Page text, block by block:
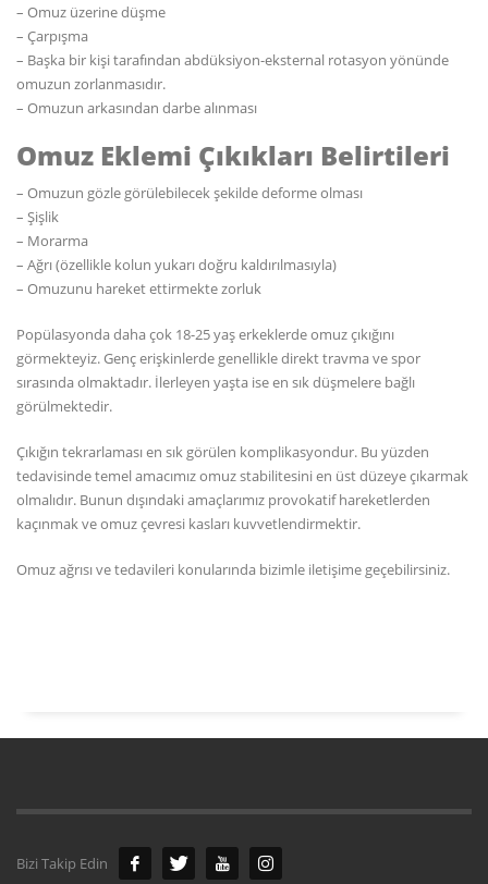
– Omuz üzerine düşme
– Çarpışma
– Başka bir kişi tarafından abdüksiyon-eksternal rotasyon yönünde
omuzun zorlanmasıdır.
– Omuzun arkasından darbe alınması
Omuz Eklemi Çıkıkları Belirtileri
– Omuzun gözle görülebilecek şekilde deforme olması
– Şişlik
– Morarma
– Ağrı (özellikle kolun yukarı doğru kaldırılmasıyla)
– Omuzunu hareket ettirmekte zorluk
Popülasyonda daha çok 18-25 yaş erkeklerde omuz çıkığını
görmekteyiz. Genç erişkinlerde genellikle direkt travma ve spor
sırasında olmaktadır. İlerleyen yaşta ise en sık düşmelere bağlı
görülmektedir.
Çıkığın tekrarlaması en sık görülen komplikasyondur. Bu yüzden
tedavisinde temel amacımız omuz stabilitesini en üst düzeye çıkarmak
olmalıdır. Bunun dışındaki amaçlarımız provokatif hareketlerden
kaçınmak ve omuz çevresi kasları kuvvetlendirmektir.
Omuz ağrısı ve tedavileri konularında bizimle iletişime geçebilirsiniz.
Bizi Takip Edin